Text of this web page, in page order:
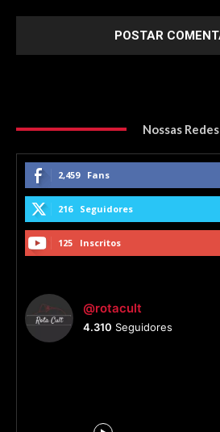
Nossas Redes
2,459 Fans
216 Seguidores
125 Inscritos
@rotacult
4.310 Seguidores